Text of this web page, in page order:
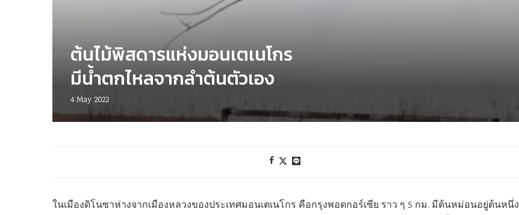
ต้นไม้พิสดารแห่งมอนเตเนโกร
มีน้ำตกไหลจากลำต้นตัวเอง
4 May 2022
ในเมืองดิโนซาห่างจากเมืองหลวงของประเทศมอนเตเนโกร คือกรุงพอดกอร์เซีย ราว ๆ 5 กม. มีต้นหม่อนอยู่ต้นหนึ่ง